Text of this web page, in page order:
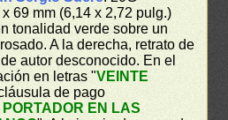
x 69 mm (6,14 x 2,72 pulg.)
tonalidad verde sobre un
A la derecha, retrato de
de autor desconocido. En el
en letras "VEINTE
de pago
EN LAS